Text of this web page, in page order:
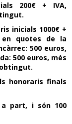
200€ + IVA,
inicials 1000€ +
quotes de la
500 euros,
500 euros, més
honoraris finals
a part, i són 100